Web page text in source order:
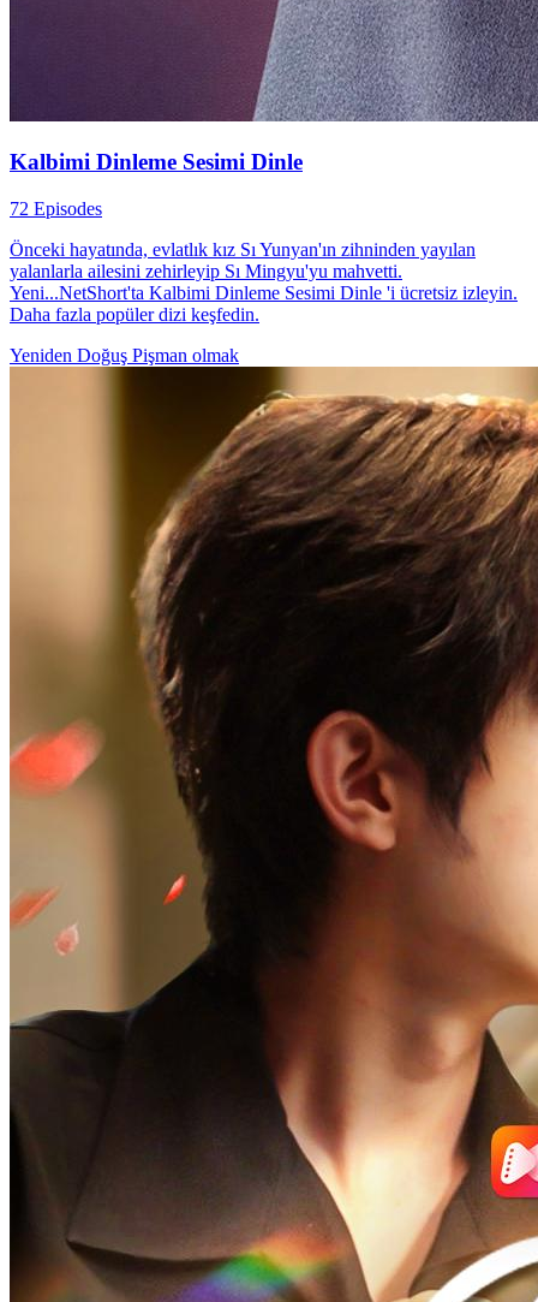
Kalbimi Dinleme Sesimi Dinle
72 Episodes
Önceki hayatında, evlatlık kız Sı Yunyan'ın zihninden yayılan
yalanlarla ailesini zehirleyip Sı Mingyu'yu mahvetti.
Yeni...NetShort'ta Kalbimi Dinleme Sesimi Dinle 'i ücretsiz izleyin.
Daha fazla popüler dizi keşfedin.
Yeniden Doğuş Pişman olmak